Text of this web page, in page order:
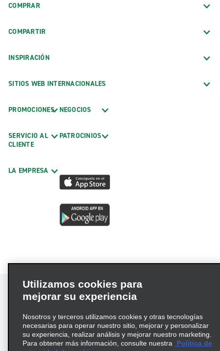
COMPRAR
COMPARTIR
INSPIRACIÓN
SITIOS WEB INTERNACIONALES
PROMOCIONES
SERVICIO AL
CLIENTE
LA EMPRESA
NEGOCIOS
PATROCINIOS
Términos de uso
Política de privacidad
Política de cookies
Información de Salud del Consumidor
Utilizamos cookies para
mejorar su experiencia
Nosotros y terceros utilizamos cookies y otras tecnologías
necesarias para operar nuestro sitio, mejorar y personalizar
su experiencia, realizar análisis y mejorar nuestro marketing.
Para obtener más información, consulte nuestra
Política de